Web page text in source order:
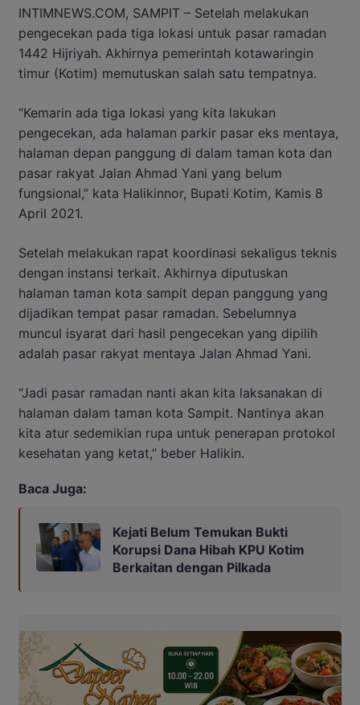
INTIMNEWS.COM, SAMPIT – Setelah melakukan
pengecekan pada tiga lokasi untuk pasar ramadan
1442 Hijriyah. Akhirnya pemerintah kotawaringin
timur (Kotim) memutuskan salah satu tempatnya.
“Kemarin ada tiga lokasi yang kita lakukan
pengecekan, ada halaman parkir pasar eks mentaya,
halaman depan panggung di dalam taman kota dan
pasar rakyat Jalan Ahmad Yani yang belum
fungsional,” kata Halikinnor, Bupati Kotim, Kamis 8
April 2021.
Setelah melakukan rapat koordinasi sekaligus teknis
dengan instansi terkait. Akhirnya diputuskan
halaman taman kota sampit depan panggung yang
dijadikan tempat pasar ramadan. Sebelumnya
muncul isyarat dari hasil pengecekan yang dipilih
adalah pasar rakyat mentaya Jalan Ahmad Yani.
“Jadi pasar ramadan nanti akan kita laksanakan di
halaman dalam taman kota Sampit. Nantinya akan
kita atur sedemikian rupa untuk penerapan protokol
kesehatan yang ketat,” beber Halikin.
Baca Juga:
Kejati Belum Temukan Bukti
Korupsi Dana Hibah KPU Kotim
Berkaitan dengan Pilkada